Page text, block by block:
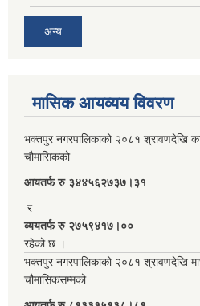
अन्य
मासिक आयव्यय विवरण
भक्तपुर नगरपालिकाको २०८१ श्रावणदेखि
चौमासिकको
आयतर्फ रु‌ ३४४५६२७३७।३१
र
व्ययतर्फ रु २७५९४१७।००
रहेको छ ।
भक्तपुर नगरपालिकाको २०८१ श्रावणदेखि
चौमासिकसम्मको